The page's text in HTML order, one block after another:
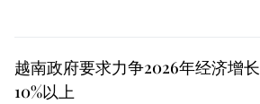
越南政府要求力争2026年经济增长
10%以上